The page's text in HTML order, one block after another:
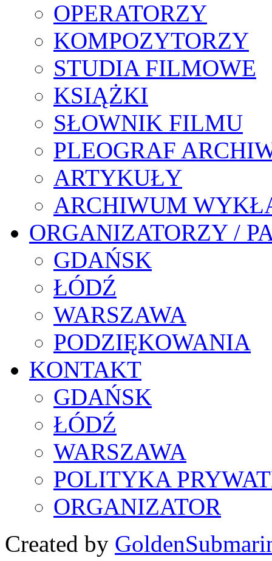
OPERATORZY
KOMPOZYTORZY
STUDIA FILMOWE
KSIĄŻKI
SŁOWNIK FILMU
PLEOGRAF
ARTYKUŁY
ARCHIWUM
ORGANIZATORZY /
GDAŃSK
ŁÓDŹ
WARSZAWA
PODZIĘKOWANIA
KONTAKT
GDAŃSK
ŁÓDŹ
WARSZAWA
POLITYKA
ORGANIZATOR
Created by